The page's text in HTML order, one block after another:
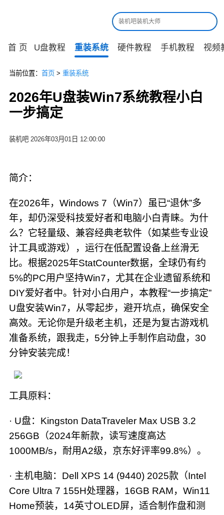
首 页 U盘教程 重装系统 硬件教程 手机教程 视频
当前位置： 首页 > 重装系统
2026年U盘装Win7系统教程小白
一步搞定
装机吧 2026年03月01日 12:00:00
简介：
在2026年，Windows 7（Win7）虽已“退休”多
年，却仍深受科技爱好者和电脑小白青睐。为什
么？它轻量级、兼容经典老软件（如某些专业设
计工具或游戏），运行在低配置设备上丝滑无
比。根据2025年StatCounter数据，全球仍有约
5%的PC用户坚持Win7，尤其在企业遗留系统和
DIY爱好者中。针对小白用户，本教程“一步搞定”
U盘安装Win7，从零起步，避开坑点，确保安全
高效。无论你是升级老主机，还是为复古游戏机
准备系统，跟我走，5分钟上手制作启动盘，30
分钟安装完成！
工具原料：
· U盘：Kingston DataTraveler Max USB 3.2
256GB（2024年新款，读写速度高达
1000MB/s，耐用A2级，京东好评率99.8%）。
· 主机电脑：Dell XPS 14 (9440) 2025款（Intel
Core Ultra 7 155H处理器，16GB RAM，Win11
Home预装，14英寸OLED屏，适合制作盘和测